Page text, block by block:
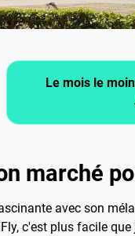
Le mois le
marché
avec son
c'est plus facile